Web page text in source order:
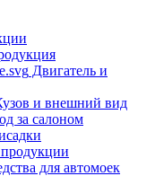
Двигатель и
и внешний вид
за салоном
для автомоек